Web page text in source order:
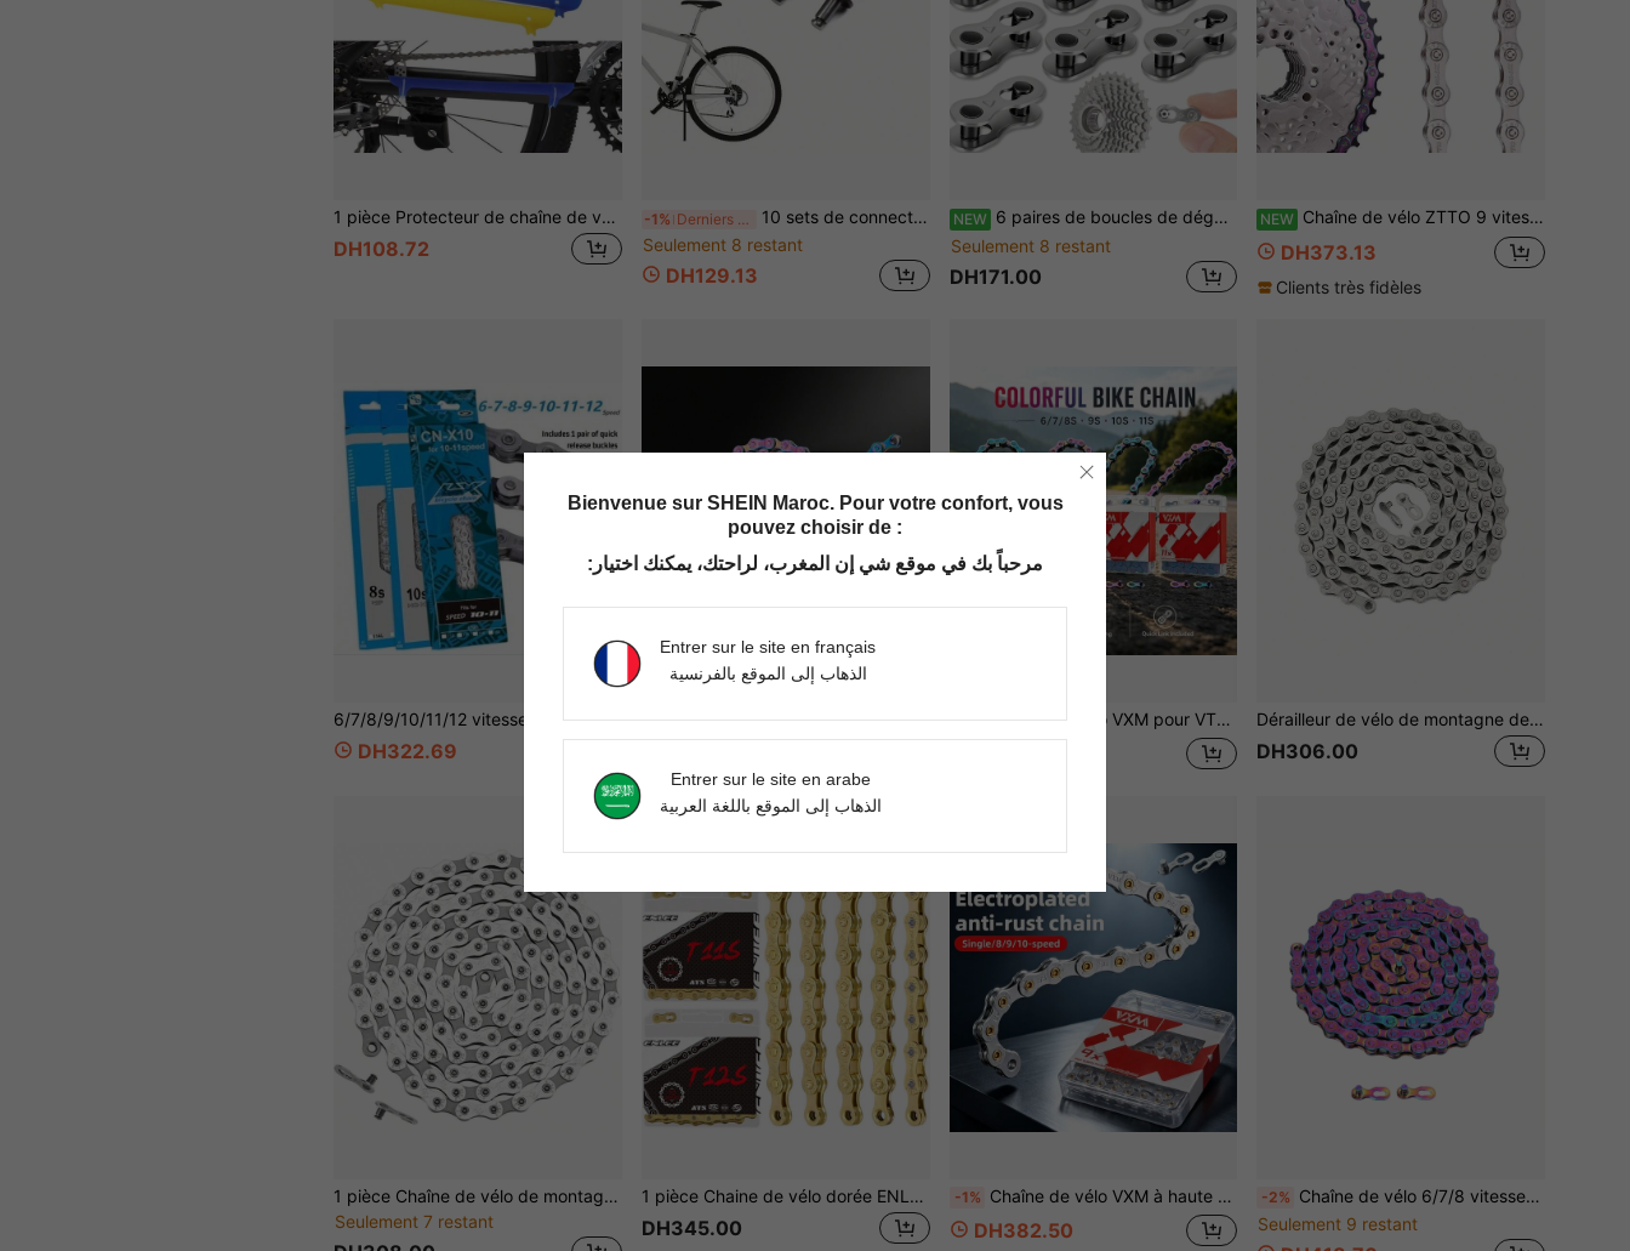
1 pièce Protecteur de chaîne de vélo en plastique coloré, protecteur de hauban de chaîne de vélo, housse de protection de cadre de vélo, pièces de vélo, protecteur de chaîne de vélo de montagne, housse de protection de chaîne de vélo, nouveau protecteur de hauban de cadre de vélo, accessoires de vélo
DH108.72
-1% Derniers 3 jours
10 sets de connecteurs de chaîne de vélo, connecteurs de chaîne de vélo de montagne à connexion rapide, maillon maître à vitesse unique, facile à assembler, compatible avec plusieurs vitesses, accessoires de cyclisme d'extérieur, matériau durable, connecteurs de joint de chaîne, conception de boucle magique, facile à installer
Seulement 8 restant
DH129.13
NEW 6 paires de boucles de dégagement rapide de chaîne de vélo, compatibles avec les connecteurs de chaîne 6/7/8/9/10/11/12 vitesses, accessoires de vélo de montagne en acier électrolytique argenté
Seulement 8 restant
DH171.00
NEW Chaîne de vélo ZTTO 9 vitesses 116 maillons, chaîne de remplacement universelle pour vélo de montagne et de route, résistante à l'usure, passage de vitesse fluide, chaîne de cyclisme pour transmission de vélo 27 vitesses avec maillon rapide
DH373.13
Clients très fidèles
6/7/8/9/10/11/12 vitesses Chaîne de vélo 10V 11V 12V 116/126L Pièces de vélo de montagne et de route Accessoires d'origine pour vélos de montagne et de route
DH322.69
Chaîne de vélo de montagne VXM colorée et électroplaquée, compatible avec 10/11/9/12/8 vitesses, 30/27 maillons, boucle magique universelle -1% Chaîne de vélo VXM pour VTT et vélo de route, entièrement électroplaquée iridescente, 8/9/10/11 vitesses, 2427/33 vitesses Dérailleur de vélo de montagne de cyclisme extérieur argent, convient pour les vélos de route 7/8/9/10/11/12 vitesses
DH306.00
1 pièce Chaîne de vélo de montagne 8/9/10/11 vitesses grise creuse légère à vitesse variable compatible avec les vélos de route et de montagne, utilisée pour remplacer les systèmes de transmission de vélo
Seulement 7 restant
1 pièce Chaine de vélo dorée ENLEE pour vélos 6/7/8/9 vitesses. Chaine en acier durable avec design décoratif. Résistante à la rouille et électroplaquée. Convient aux vélos de montagne et de route. Facile à installer. Pièce de vélo.
DH345.00
-1% Chaîne de vélo VXM à haute résistance à la traction, goupilles plaquées or, chaîne de remplacement pour vélo de montagne 8/9/10/11 vitesses, goupilles renforcées anti-rouille
DH382.50
-2% Chaîne de vélo 6/7/8 vitesses, multicolore, 1/2" X 11/128", 116 maillons, chaîne légère, pour vélos de route et de montagne avec 2 raccords de chaîne
Seulement 9 restant
Bienvenue sur SHEIN Maroc. Pour votre confort, vous
pouvez choisir de :
مرحباً بك في موقع شي إن المغرب، لراحتك، يمكنك اختيار:
Entrer sur le site en français
الذهاب إلى الموقع بالفرنسية
Entrer sur le site en arabe
الذهاب إلى الموقع باللغة العربية